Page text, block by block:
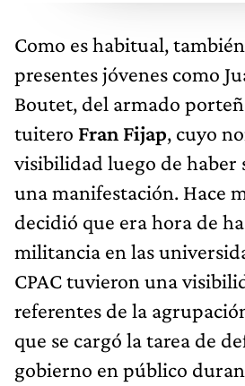
Como es habitual,
presentes jóvenes como
Boutet, del armado
tuitero Fran Fijap, cuyo
visibilidad luego de haber
una manifestación. Hace
decidió que era hora de
militancia en las
CPAC tuvieron una
referentes de la
que se cargó la tarea de
gobierno en público